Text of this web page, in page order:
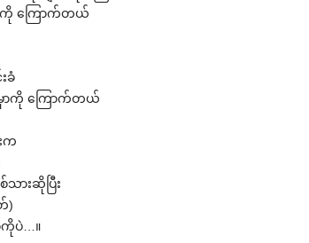
ာကို ‌ကြောက်တယ်
ခံ
ာကို ‌ကြောက်တယ်
က
ားဆိုပြီး
)
ကိုပဲ…။